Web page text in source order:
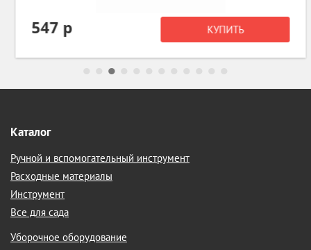
547 р КУПИТЬ
Каталог
Ручной и вспомогательный инструмент
Расходные материалы
Инструмент
Все для сада
Уборочное оборудование